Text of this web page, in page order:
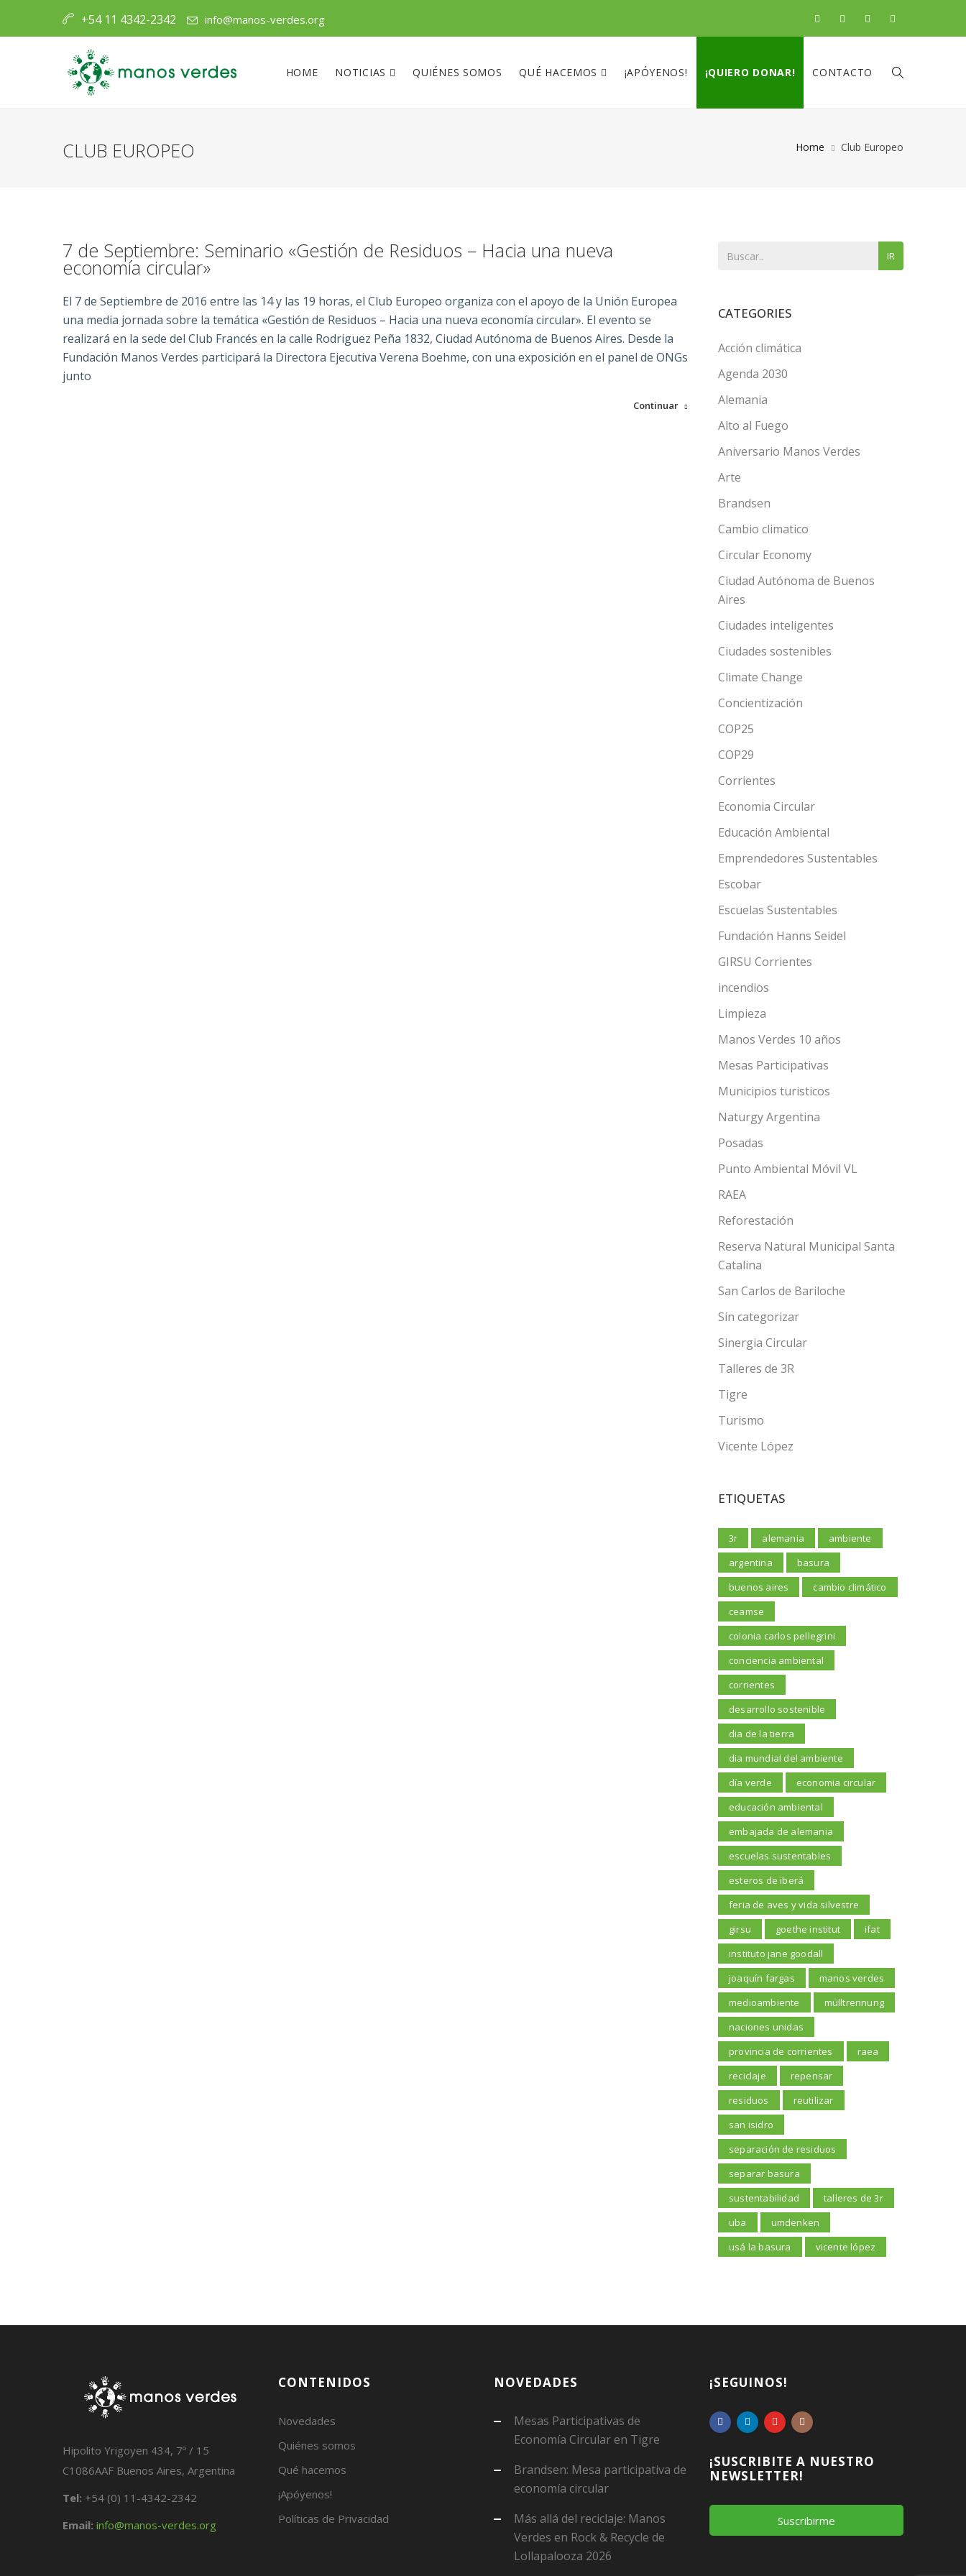
+54 11 4342-2342 info@manos-verdes.org
HOME NOTICIAS QUIÉNES SOMOS QUÉ HACEMOS ¡APÓYENOS! ¡QUIERO DONAR! CONTACTO
CLUB EUROPEO Home Club Europeo
7 de Septiembre: Seminario «Gestión de Residuos – Hacia una nueva
economía circular»
El 7 de Septiembre de 2016 entre las 14 y las 19 horas, el Club Europeo organiza con el apoyo de la Unión Europea
una media jornada sobre la temática «Gestión de Residuos – Hacia una nueva economía circular». El evento se
realizará en la sede del Club Francés en la calle Rodriguez Peña 1832, Ciudad Autónoma de Buenos Aires. Desde la
Fundación Manos Verdes participará la Directora Ejecutiva Verena Boehme, con una exposición en el panel de ONGs
junto
Continuar
IR
CATEGORIES
Acción climática
Agenda 2030
Alemania
Alto al Fuego
Aniversario Manos Verdes
Arte
Brandsen
Cambio climatico
Circular Economy
Ciudad Autónoma de Buenos
Aires
Ciudades inteligentes
Ciudades sostenibles
Climate Change
Concientización
COP25
COP29
Corrientes
Economia Circular
Educación Ambiental
Emprendedores Sustentables
Escobar
Escuelas Sustentables
Fundación Hanns Seidel
GIRSU Corrientes
incendios
Limpieza
Manos Verdes 10 años
Mesas Participativas
Municipios turisticos
Naturgy Argentina
Posadas
Punto Ambiental Móvil VL
RAEA
Reforestación
Reserva Natural Municipal Santa
Catalina
San Carlos de Bariloche
Sin categorizar
Sinergia Circular
Talleres de 3R
Tigre
Turismo
Vicente López
ETIQUETAS
3r alemania
ambiente
argentina
basura
buenos aires
cambio climático
ceamse
colonia carlos pellegrini
conciencia ambiental
corrientes
desarrollo sostenible
dia de la tierra
dia mundial del ambiente
día verde
economia circular
educación ambiental
embajada de alemania
escuelas sustentables
esteros de iberá
feria de aves y vida silvestre
girsu
goethe institut
ifat
instituto jane goodall
joaquín fargas
manos verdes
medioambiente
mülltrennung
naciones unidas
provincia de corrientes
raea
reciclaje
repensar
residuos
reutilizar
san isidro
separación de residuos
separar basura
sustentabilidad
talleres de 3r
uba
umdenken
usá la basura
vicente lópez
Hipolito Yrigoyen 434, 7º / 15
C1086AAF Buenos Aires, Argentina
Tel: +54 (0) 11-4342-2342
Email: info@manos-verdes.org
CONTENIDOS
Novedades
Quiénes somos
Qué hacemos
¡Apóyenos!
Políticas de Privacidad
NOVEDADES
Mesas Participativas de
Economía Circular en Tigre
Brandsen: Mesa participativa de
economía circular
Más allá del reciclaje: Manos
Verdes en Rock & Recycle de
Lollapalooza 2026
¡SEGUINOS!
¡SUSCRIBITE A NUESTRO
NEWSLETTER!
Suscribirme